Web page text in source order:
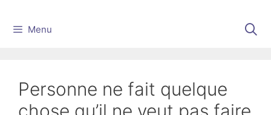
Menu
Personne ne fait quelque